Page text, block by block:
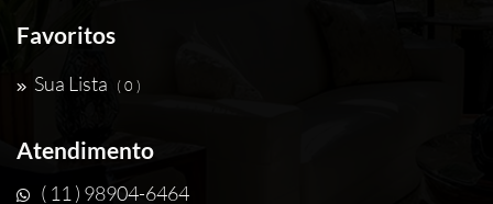
Favoritos
Sua Lista ( 0 )
Atendimento
( 11 ) 98904-6464